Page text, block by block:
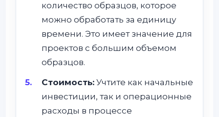
количество образцов, которое
можно обработать за единицу
времени. Это имеет значение для
проектов с большим объемом
образцов.
Стоимость: Учтите как начальные
инвестиции, так и операционные
расходы в процессе